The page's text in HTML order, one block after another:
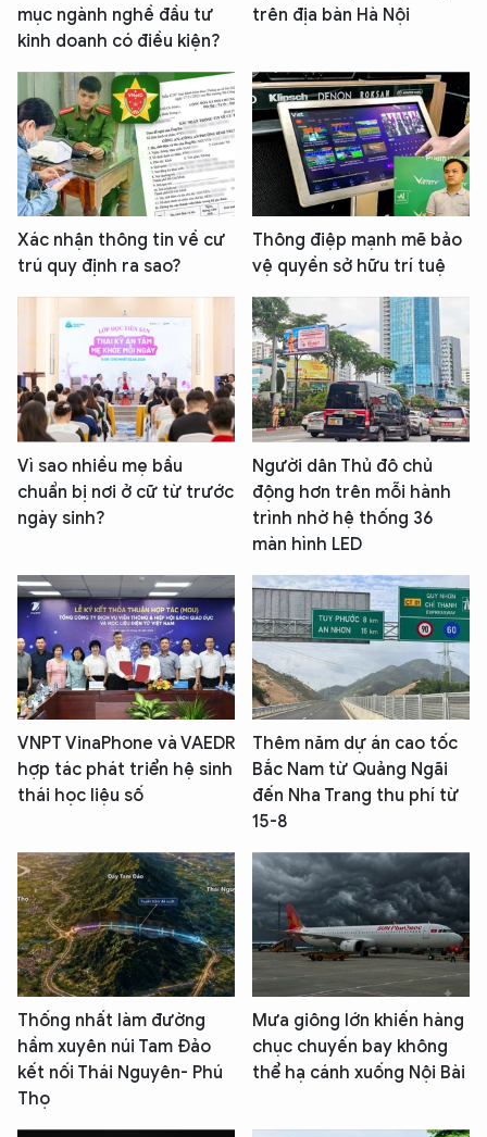
mục ngành nghề đầu tư
kinh doanh có điều kiện?
trên địa bàn Hà Nội
Xác nhận thông tin về cư
trú quy định ra sao?
Thông điệp mạnh mẽ bảo
vệ quyền sở hữu trí tuệ
Vì sao nhiều mẹ bầu
chuẩn bị nơi ở cữ từ trước
ngày sinh?
Người dân Thủ đô chủ
động hơn trên mỗi hành
trình nhờ hệ thống 36
màn hình LED
VNPT VinaPhone và VAEDR
hợp tác phát triển hệ sinh
thái học liệu số
Thêm năm dự án cao tốc
Bắc Nam từ Quảng Ngãi
đến Nha Trang thu phí từ
15-8
Thống nhất làm đường
hầm xuyên núi Tam Đảo
kết nối Thái Nguyên- Phú
Thọ
Mưa giông lớn khiến hàng
chục chuyến bay không
thể hạ cánh xuống Nội Bài